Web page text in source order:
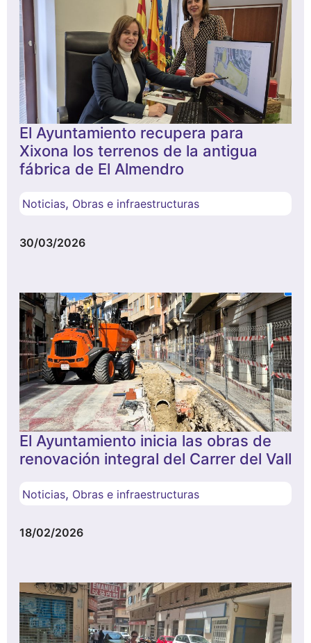
El Ayuntamiento recupera para
Xixona los terrenos de la antigua
fábrica de El Almendro
Noticias, Obras e infraestructuras
30/03/2026
El Ayuntamiento inicia las obras de
renovación integral del Carrer del Vall
Noticias, Obras e infraestructuras
18/02/2026